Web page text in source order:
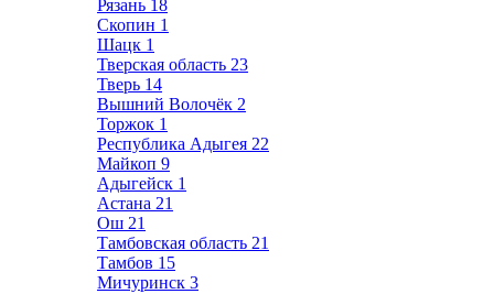
Рязань 18
Скопин 1
Шацк 1
Тверская область 23
Тверь 14
Вышний Волочёк 2
Торжок 1
Республика Адыгея 22
Майкоп 9
Адыгейск 1
Астана 21
Ош 21
Тамбовская область 21
Тамбов 15
Мичуринск 3